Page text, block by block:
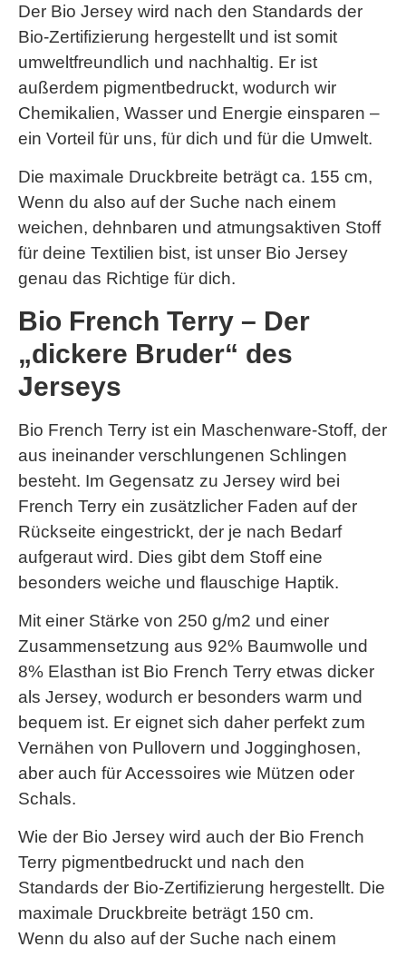
Der Bio Jersey wird nach den Standards der
Bio-Zertifizierung hergestellt und ist somit
umweltfreundlich und nachhaltig. Er ist
außerdem pigmentbedruckt, wodurch wir
Chemikalien, Wasser und Energie einsparen –
ein Vorteil für uns, für dich und für die Umwelt.
Die maximale Druckbreite beträgt ca. 155 cm,
Wenn du also auf der Suche nach einem
weichen, dehnbaren und atmungsaktiven Stoff
für deine Textilien bist, ist unser Bio Jersey
genau das Richtige für dich.
Bio French Terry – Der
„dickere Bruder“ des
Jerseys
Bio French Terry ist ein Maschenware-Stoff, der
aus ineinander verschlungenen Schlingen
besteht. Im Gegensatz zu Jersey wird bei
French Terry ein zusätzlicher Faden auf der
Rückseite eingestrickt, der je nach Bedarf
aufgeraut wird. Dies gibt dem Stoff eine
besonders weiche und flauschige Haptik.
Mit einer Stärke von 250 g/m2 und einer
Zusammensetzung aus 92% Baumwolle und
8% Elasthan ist Bio French Terry etwas dicker
als Jersey, wodurch er besonders warm und
bequem ist. Er eignet sich daher perfekt zum
Vernähen von Pullovern und Jogginghosen,
aber auch für Accessoires wie Mützen oder
Schals.
Wie der Bio Jersey wird auch der Bio French
Terry pigmentbedruckt und nach den
Standards der Bio-Zertifizierung hergestellt. Die
maximale Druckbreite beträgt 150 cm.
Wenn du also auf der Suche nach einem